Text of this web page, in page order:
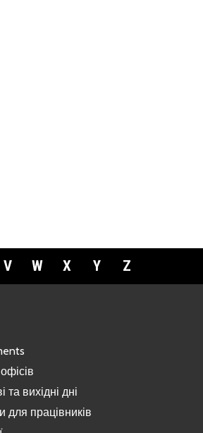
V W X Y Z
та вихідні дні
для працівників